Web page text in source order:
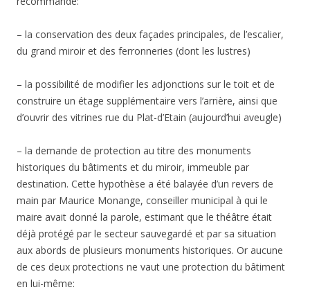
– la conservation des deux façades principales, de l’escalier,
du grand miroir et des ferronneries (dont les lustres)
– la possibilité de modifier les adjonctions sur le toit et de
construire un étage supplémentaire vers l’arrière, ainsi que
d’ouvrir des vitrines rue du Plat-d’Etain (aujourd’hui aveugle)
– la demande de protection au titre des monuments
historiques du bâtiments et du miroir, immeuble par
destination. Cette hypothèse a été balayée d’un revers de
main par Maurice Monange, conseiller municipal à qui le
maire avait donné la parole, estimant que le théâtre était
déjà protégé par le secteur sauvegardé et par sa situation
aux abords de plusieurs monuments historiques. Or aucune
de ces deux protections ne vaut une protection du bâtiment
en lui-même: